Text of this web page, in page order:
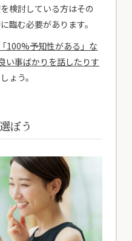
検討している方はその
臨む必要があります。
100%予知性がある」な
い事ばかりを話したりす
ょう。
ぼう